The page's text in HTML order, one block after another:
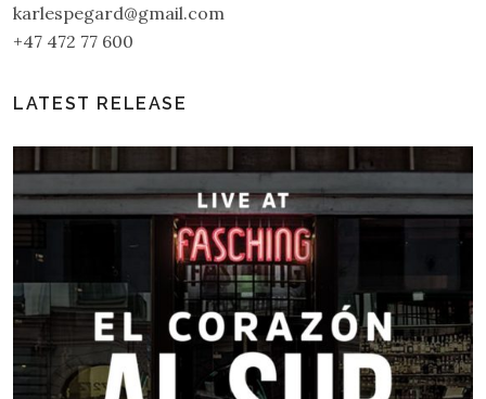
karlespegard@gmail.com
+47 472 77 600
LATEST RELEASE